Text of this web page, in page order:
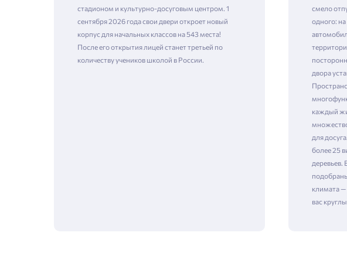
стадионом и культурно-досуговым центром. 1
сентября 2026 года свои двери откроет новый
корпус для начальных классов на 543 места!
После его открытия лицей станет третьей по
количеству учеников школой в России.
смело
одного: на
двора
каждый
для
более 25
деревьев.
климата —
вас